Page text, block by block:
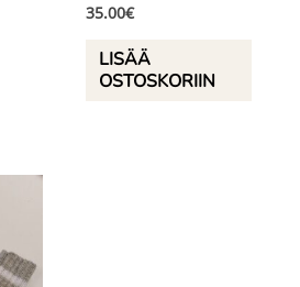
35.00€
LISÄÄ
OSTOSKORIIN